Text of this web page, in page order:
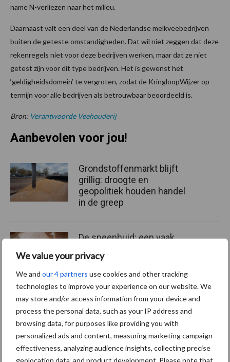
We value your privacy
We and our 4 partners use cookies and other tracking
technologies to improve your experience on our website. We
may store and/or access information from your device and
process the personal data, such as your IP address and
browsing data, for purposes like providing you with
personalized ads and content, measuring marketing campaign
effectiveness, analyzing audience insights, collecting precise
geolocation data, and product development. Please note that
name N-verliezen naar het milieu.
Daarnaast valt een deel van de Nederlandse melkveebedrijven
buiten de geteste omstandigheden. Dat wil niet zeggen dat deze
rekenregels niet voor deze bedrijven werken, maar dat ze niet
getest zijn voor dit type bedrijven. Het is gewenst het
‘geldigheidsdomein’ te vergroten, zodat de KringloopWijzer op
termijn voor alle bedrijven als betrouwbaar beoordeeld is.
Bron: Verantwoorde Veehouderij
Aanbevolen voor jou!
Grondstoffenmarkt blijft
grillig: droogte en
geopolitiek houden handel
in de greep
De speenhuid: een vaak
voor mastitis
ForFarmers ziet volume en
marktaandeel groeien in
krimpende Nederlandse
markt